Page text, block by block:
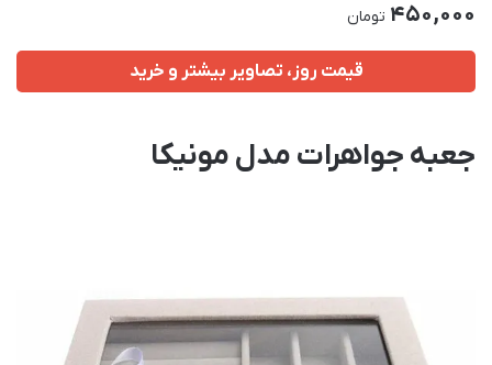
450,000 تومان
قیمت روز، تصاویر بیشتر و خرید
جعبه جواهرات مدل مونیکا